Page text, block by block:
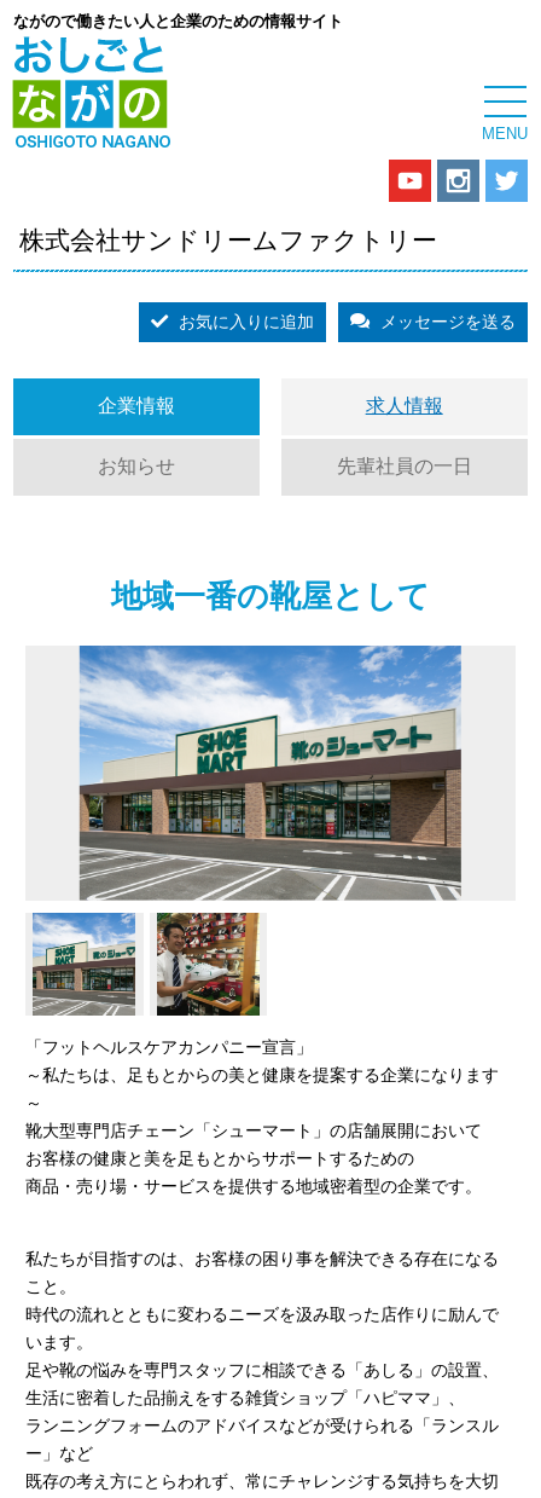
ながので働きたい人と企業のための情報サイト
株式会社サンドリームファクトリー
お気に入りに追加 メッセージを送る
企業情報 求人情報
お知らせ 先輩社員の一日
地域一番の靴屋として
「フットヘルスケアカンパニー宣言」
～私たちは、足もとからの美と健康を提案する企業になります
～
靴大型専門店チェーン「シューマート」の店舗展開において
お客様の健康と美を足もとからサポートするための
商品・売り場・サービスを提供する地域密着型の企業です。
私たちが目指すのは、お客様の困り事を解決できる存在になる
こと。
時代の流れとともに変わるニーズを汲み取った店作りに励んで
います。
足や靴の悩みを専門スタッフに相談できる「あしる」の設置、
生活に密着した品揃えをする雑貨ショップ「ハピママ」、
ランニングフォームのアドバイスなどが受けられる「ランスル
ー」など
既存の考え方にとらわれず、常にチャレンジする気持ちを大切